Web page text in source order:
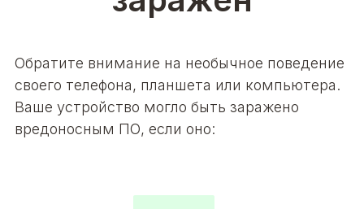
Обратите внимание на необычное поведение
своего телефона, планшета или компьютера.
Ваше устройство могло быть заражено
вредоносным ПО, если оно: